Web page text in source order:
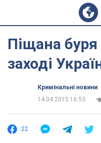
Піщана
заході
Кримінальні новини
14.04.2015 16:53
22